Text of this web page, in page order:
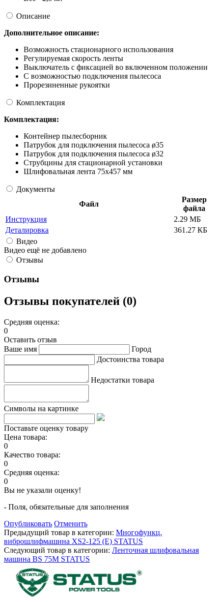
Описание
Дополнительное описание:
Возможность стационарного использования
Регулируемая скорость ленты
Выключатель с фиксацией во включенном положении
С возможностью подключения пылесоса
Прорезиненные рукоятки
Комплектация
Комплектация:
Контейнер пылесборник
Патрубок для подключения пылесоса ø35
Патрубок для подключения пылесоса ø32
Струбцины для стационарной установки
Шлифовальная лента 75х457 мм
Документы
Файл
Размер
файла
Инструкция
2.29 МБ
Деталировка
361.27 КБ
Видео
Видео ещё не добавлено
Отзывы
Отзывы
Отзывы покупателей (0)
Средняя оценка:
0
Оставить отзыв
Ваше имя
Город
Достоинства товара
Недостатки товара
Символы на картинке
Поставьте оценку товару
Цена товара:
0
Качество товара:
0
Средняя оценка:
0
Вы не указали оценку!
- Поля, обязательные для заполнения
Опубликовать Отменить
Предыдущий товар в категории: Многофункц.
виброшлифмашина XS2-125 (E) STATUS
Следующий товар в категории: Ленточная шлифовальная
машина BS 75M STATUS